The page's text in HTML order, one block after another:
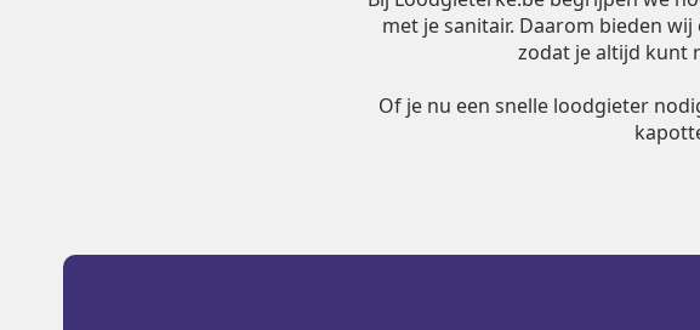
met je sanitair. Daarom bieden
zodat je altijd kunt
Of je nu een snelle loodgieter